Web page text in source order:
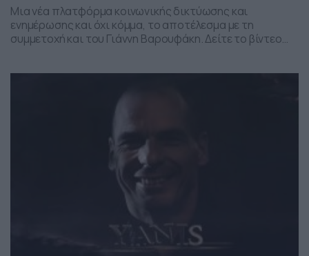
Μια νέα πλατφόρμα κοινωνικής δικτύωσης και
ενημέρωσης και όχι κόμμα, το αποτέλεσμα με τη
συμμετοχή και του Γιάννη Βαρουφάκη. Δείτε το βίντεο